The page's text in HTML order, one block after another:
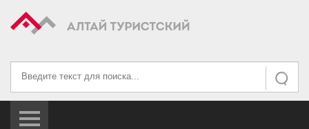
Искать
Искать...